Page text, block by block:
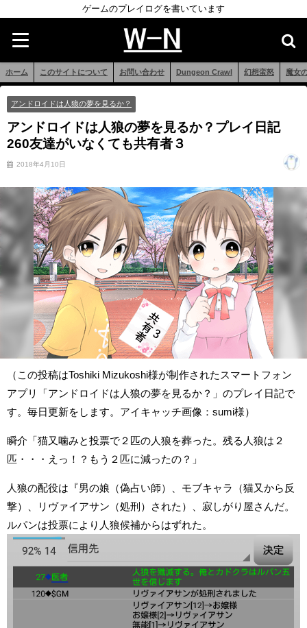
ゲームのプレイログを書いています
ホーム このサイトについて お問い合わせ Dungeon Crawl 幻想蛮怒 魔女
アンドロイドは人狼の夢を見るか？
アンドロイドは人狼の夢を見るか？プレイ日記
260友達がいなくても共有者３
2018年4月10日
（この投稿はToshiki Mizukoshi様が制作されたスマートフォン
アプリ「アンドロイドは人狼の夢を見るか？」のプレイ日記で
す。毎日更新をします。アイキャッチ画像：sumi様）
瞬介「猫又噛みと投票で２匹の人狼を葬った。残る人狼は２
匹・・・えっ！？もう２匹に減ったの？」
人狼の配役は『男の娘（偽占い師）、モブキャラ（猫又から反
撃）、リヴァイアサン（処刑）された）、寂しがり屋さんだ。
ルパンは投票により人狼候補からはずれた。